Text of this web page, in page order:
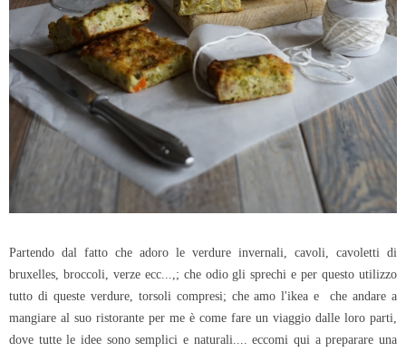
Partendo dal fatto che adoro le verdure invernali, cavoli, cavoletti di
bruxelles, broccoli, verze ecc...,; che odio gli sprechi e per questo utilizzo
tutto di queste verdure, torsoli compresi; che amo l'ikea e che andare a
mangiare al suo ristorante per me è come fare un viaggio dalle loro parti,
dove tutte le idee sono semplici e naturali.... eccomi qui a preparare una